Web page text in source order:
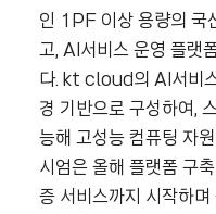
인 1PF 이상 용량의 국
고, AI서비스 운영 플랫
다. kt cloud의 AI서비
경 기반으로 구성하여,
능해 고성능 컴퓨팅 자
시엄은 올해 플랫폼 구
증 서비스까지 시작하